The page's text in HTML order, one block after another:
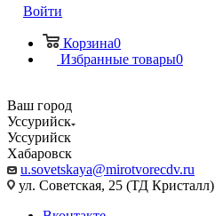
Войти
Корзина0
Избранные товары0
Ваш город
Уссурийск
Уссурийск
Хабаровск
u.sovetskaya@mirotvorecdv.ru
ул. Советская, 25 (ТД Кристалл)